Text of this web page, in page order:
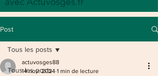
Post
Tous les posts
Tous les posts
actuvosges88
14 nov. 2024 1 min de lecture